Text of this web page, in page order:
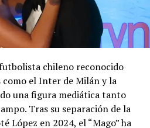
chileno reconocido
el Inter de Milán y la
una figura mediática tanto
Tras su separación de la
López en 2024, el “Mago” ha